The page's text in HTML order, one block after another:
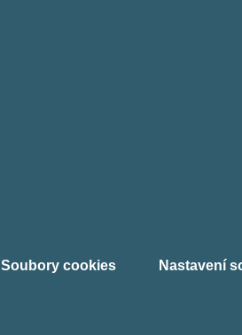
Soubory cookies Nastavení